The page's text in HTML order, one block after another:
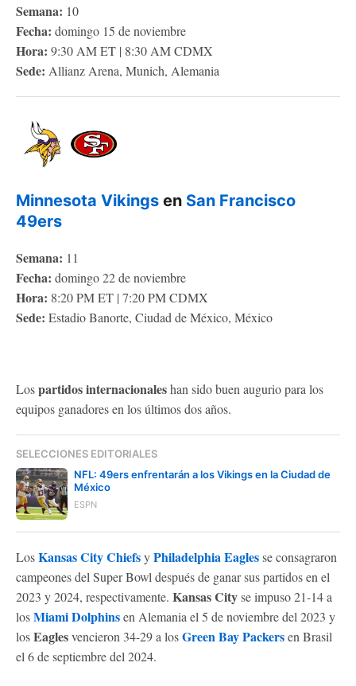
Semana: 10
Fecha: domingo 15 de noviembre
Hora: 9:30 AM ET | 8:30 AM CDMX
Sede: Allianz Arena, Munich, Alemania
Minnesota Vikings en San Francisco
49ers
Semana: 11
Fecha: domingo 22 de noviembre
Hora: 8:20 PM ET | 7:20 PM CDMX
Sede: Estadio Banorte, Ciudad de México, México
Lospartidos internacionaleshan sido buen augurio para los
equipos ganadores en los últimos dos años.
SELECCIONES EDITORIALES
NFL: 49ers enfrentarán a los Vikings en la Ciudad de
México
ESPN
LosKansas City ChiefsyPhiladelphia Eaglesse consagraron
campeones del Super Bowl después de ganar sus partidos en el
2023 y 2024, respectivamente. Kansas Cityse impuso 21-14 a
losMiami Dolphinsen Alemania el 5 de noviembre del 2023 y
losEaglesvencieron 34-29 a losGreen Bay Packersen Brasil
el 6 de septiembre del 2024.